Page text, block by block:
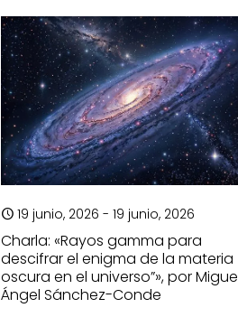
19 junio, 2026 - 19 junio, 2026
Charla: «Rayos gamma para
descifrar el enigma de la materia
oscura en el universo”», por
Ángel Sánchez-Conde